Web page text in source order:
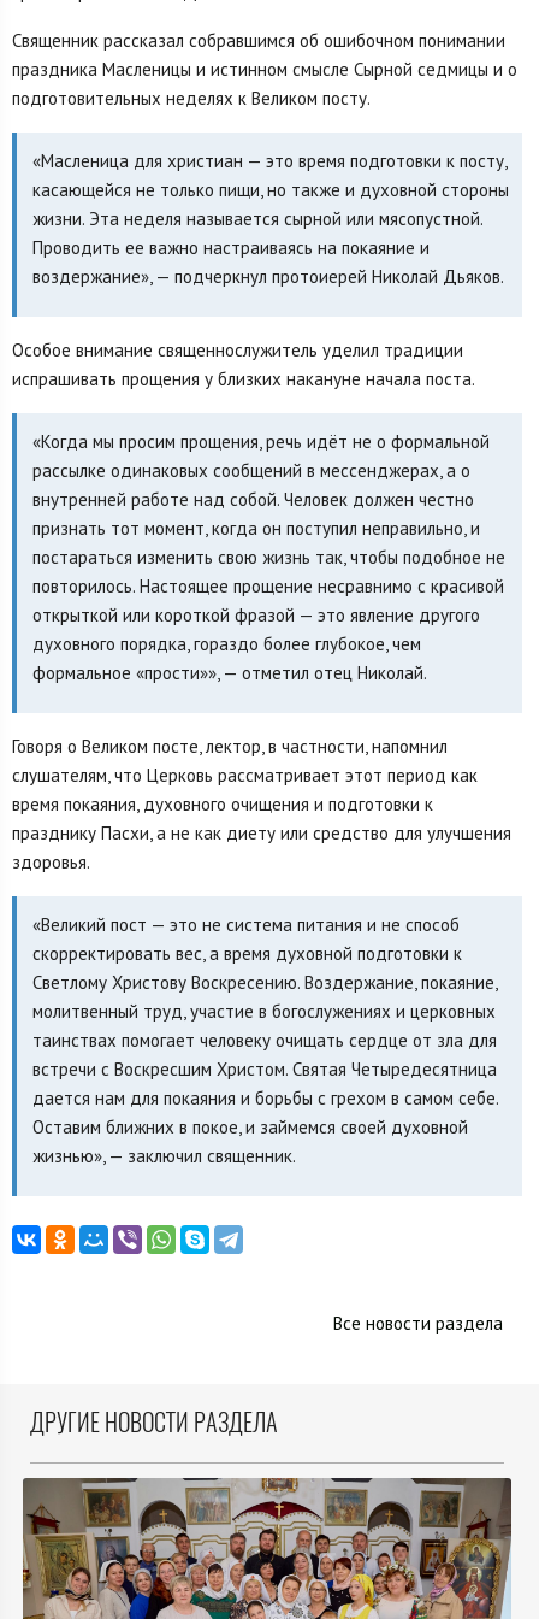
Священник рассказал собравшимся об ошибочном понимании
праздника Масленицы и истинном смысле Сырной седмицы и о
подготовительных неделях к Великом посту.
«Масленица для христиан — это время подготовки к посту,
касающейся не только пищи, но также и духовной стороны
жизни. Эта неделя называется сырной или мясопустной.
Проводить ее важно настраиваясь на покаяние и
воздержание», — подчеркнул протоиерей Николай Дьяков.
Особое внимание священнослужитель уделил традиции
испрашивать прощения у близких накануне начала поста.
«Когда мы просим прощения, речь идёт не о формальной
рассылке одинаковых сообщений в мессенджерах, а о
внутренней работе над собой. Человек должен честно
признать тот момент, когда он поступил неправильно, и
постараться изменить свою жизнь так, чтобы подобное не
повторилось. Настоящее прощение несравнимо с красивой
открыткой или короткой фразой — это явление другого
духовного порядка, гораздо более глубокое, чем
формальное «прости»», — отметил отец Николай.
Говоря о Великом посте, лектор, в частности, напомнил
слушателям, что Церковь рассматривает этот период как
время покаяния, духовного очищения и подготовки к
празднику Пасхи, а не как диету или средство для улучшения
здоровья.
«Великий пост — это не система питания и не способ
скорректировать вес, а время духовной подготовки к
Светлому Христову Воскресению. Воздержание, покаяние,
молитвенный труд, участие в богослужениях и церковных
таинствах помогает человеку очищать сердце от зла для
встречи с Воскресшим Христом. Святая Четыредесятница
дается нам для покаяния и борьбы с грехом в самом себе.
Оставим ближних в покое, и займемся своей духовной
жизнью», — заключил священник.
Все новости раздела
ДРУГИЕ НОВОСТИ РАЗДЕЛА